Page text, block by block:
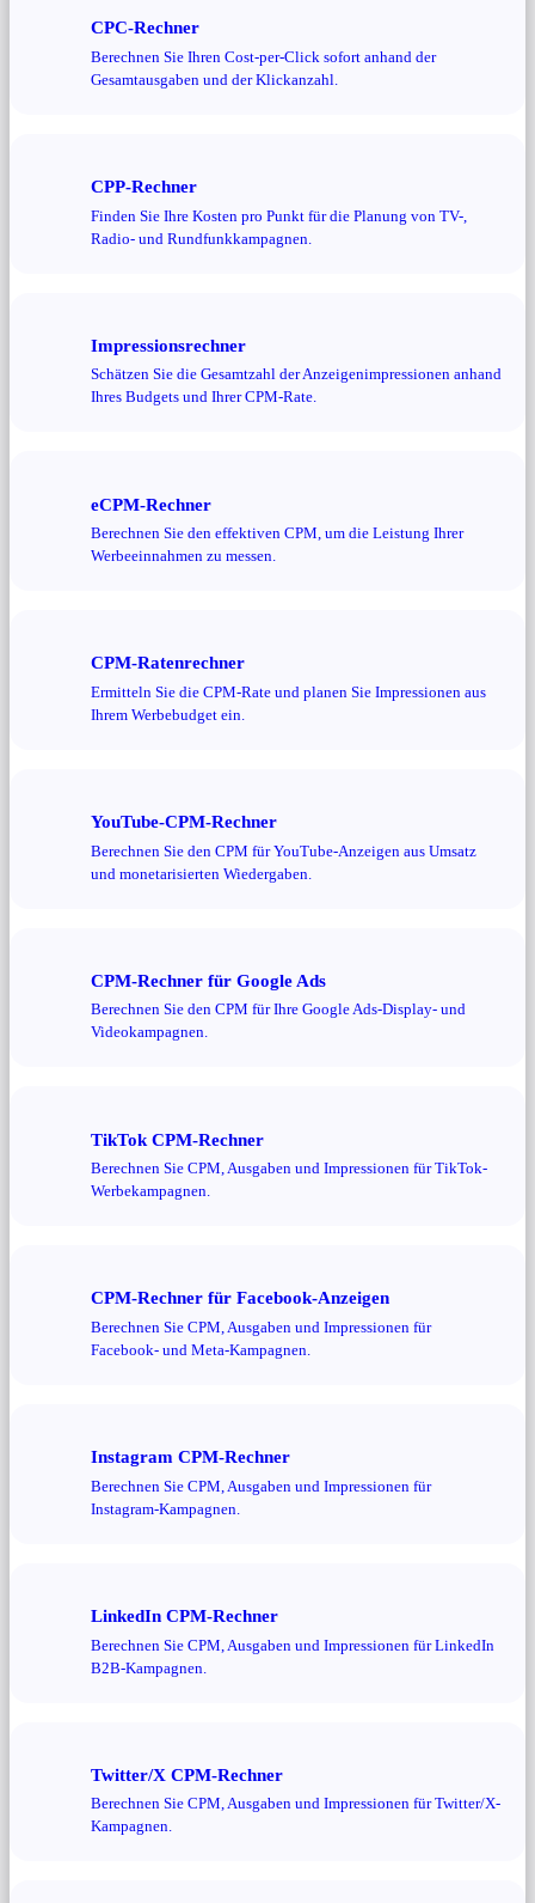
CPC-Rechner
Berechnen Sie Ihren Cost-per-Click sofort anhand der
Gesamtausgaben und der Klickanzahl.
CPP-Rechner
Finden Sie Ihre Kosten pro Punkt für die Planung von TV-,
Radio- und Rundfunkkampagnen.
Impressionsrechner
Schätzen Sie die Gesamtzahl der Anzeigenimpressionen anhand
Ihres Budgets und Ihrer CPM-Rate.
eCPM-Rechner
Berechnen Sie den effektiven CPM, um die Leistung Ihrer
Werbeeinnahmen zu messen.
CPM-Ratenrechner
Ermitteln Sie die CPM-Rate und planen Sie Impressionen aus
Ihrem Werbebudget ein.
YouTube-CPM-Rechner
Berechnen Sie den CPM für YouTube-Anzeigen aus Umsatz
und monetarisierten Wiedergaben.
CPM-Rechner für Google Ads
Berechnen Sie den CPM für Ihre Google Ads-Display- und
Videokampagnen.
TikTok CPM-Rechner
Berechnen Sie CPM, Ausgaben und Impressionen für TikTok-
Werbekampagnen.
CPM-Rechner für Facebook-Anzeigen
Berechnen Sie CPM, Ausgaben und Impressionen für
Facebook- und Meta-Kampagnen.
Instagram CPM-Rechner
Berechnen Sie CPM, Ausgaben und Impressionen für
Instagram-Kampagnen.
LinkedIn CPM-Rechner
Berechnen Sie CPM, Ausgaben und Impressionen für LinkedIn
B2B-Kampagnen.
Twitter/X CPM-Rechner
Berechnen Sie CPM, Ausgaben und Impressionen für Twitter/X-
Kampagnen.